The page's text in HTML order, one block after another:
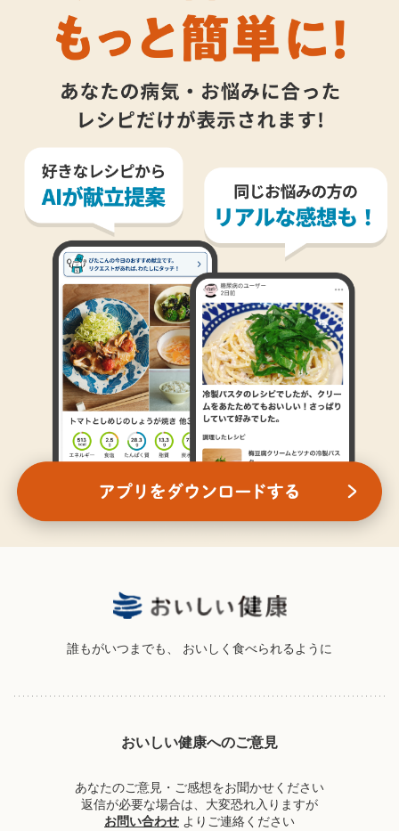
誰もがいつまでも、 おいしく食べられるように
おいしい健康へのご意見
あなたのご意見・ご感想をお聞かせください
返信が必要な場合は、大変恐れ入りますが
お問い合わせ よりご連絡ください